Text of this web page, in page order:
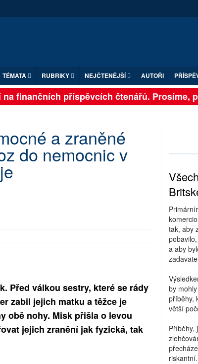
TÉMATA RUBRIKY NEJČTENĚJŠÍ AUTOŘI
finančních příspěvcích čtenářů. Prosíme,
a zraněné
do nemocnic v
Před válkou sestry, které se rády
zabil jejich matku a těžce je
obě nohy. Misk přišla o levou
jejich zranění jak fyzická, tak
tak, aby
a aby
by
příběhy,
větší
Příběhy,
riskantní.